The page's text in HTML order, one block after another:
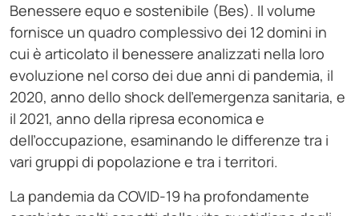
Benessere equo e sostenibile (Bes). Il volume
fornisce un quadro complessivo dei 12 domini in
cui è articolato il benessere analizzati nella loro
evoluzione nel corso dei due anni di pandemia, il
2020, anno dello shock dell’emergenza sanitaria, e
il 2021, anno della ripresa economica e
dell’occupazione, esaminando le differenze tra i
vari gruppi di popolazione e tra i territori.
La pandemia da COVID-19 ha profondamente